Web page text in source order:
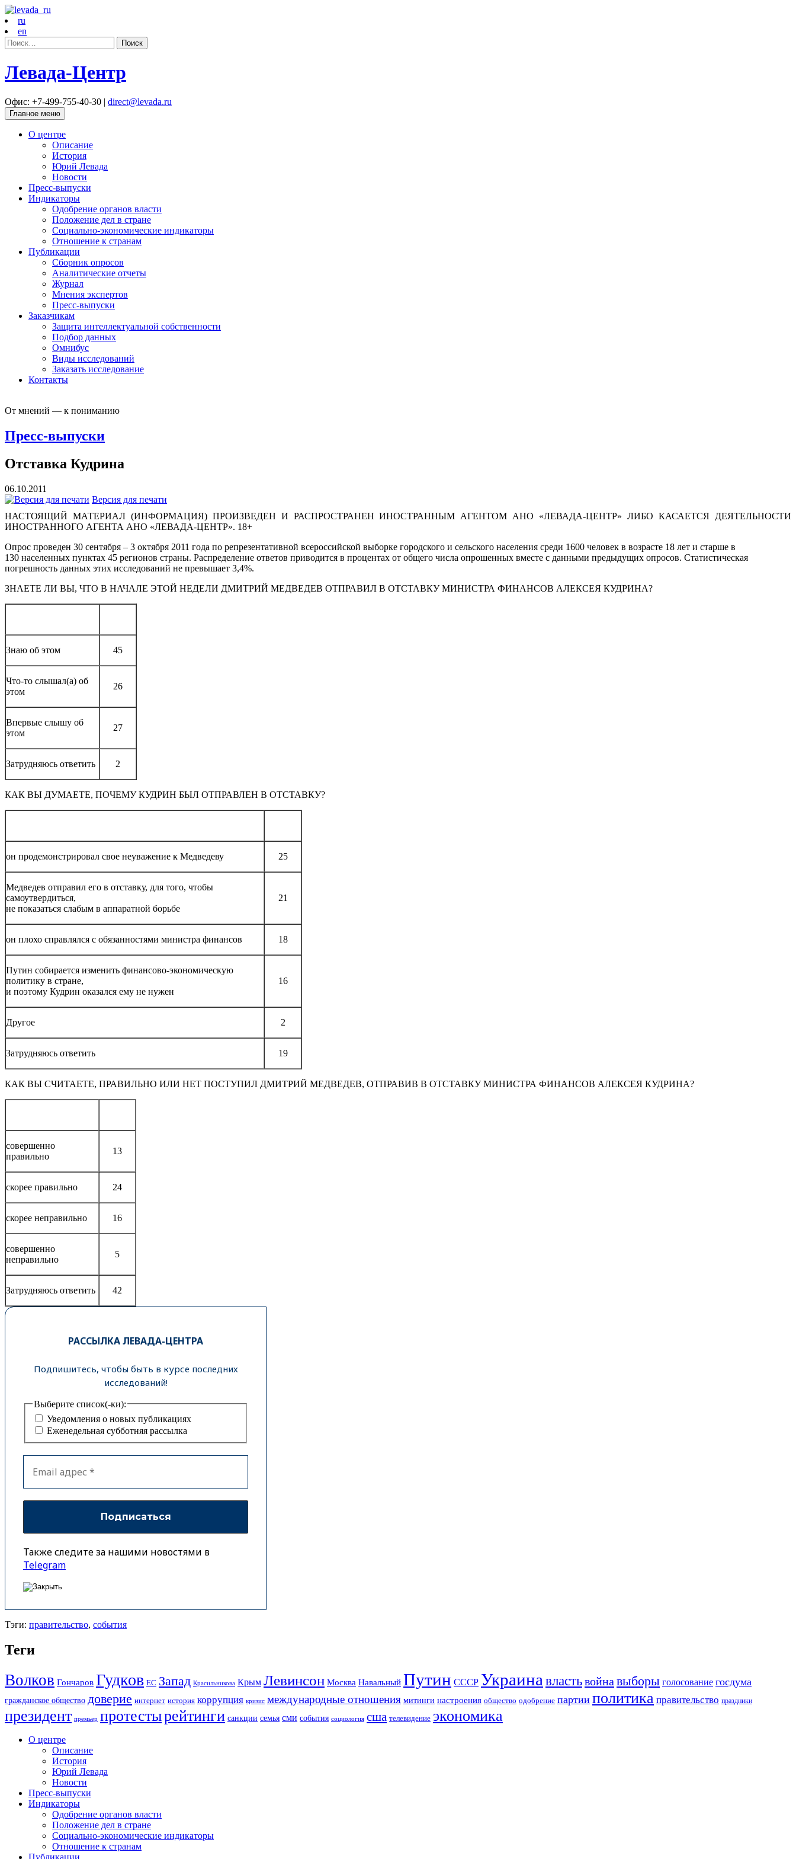
ru
en
Найти:
Левада-Центр
Офис: +7-499-755-40-30 | direct@levada.ru
Главное меню
О центре
Описание
История
Юрий Левада
Новости
Пресс-выпуски
Индикаторы
Одобрение органов власти
Положение дел в стране
Социально-экономические индикаторы
Отношение к странам
Публикации
Сборник опросов
Аналитические отчеты
Журнал
Мнения экспертов
Пресс-выпуски
Заказчикам
Защита интеллектуальной собственности
Подбор данных
Омнибус
Виды исследований
Заказать исследование
Контакты
От мнений — к пониманию
Пресс-выпуски
Отставка Кудрина
06.10.2011
Версия для печати
НАСТОЯЩИЙ МАТЕРИАЛ (ИНФОРМАЦИЯ) ПРОИЗВЕДЕН И РАСПРОСТРАНЕН ИНОСТРАННЫМ АГЕНТОМ АНО «ЛЕВАДА-ЦЕНТР» ЛИБО КАСАЕТСЯ ДЕЯТЕЛЬНОСТИ
ИНОСТРАННОГО АГЕНТА АНО «ЛЕВАДА-ЦЕНТР». 18+
Опрос проведен 30 сентября – 3 октября 2011 года по репрезентативной всероссийской выборке городского и сельского населения среди 1600 человек в возрасте 18 лет и старше в
130 населенных пунктах 45 регионов страны. Распределение ответов приводится в процентах от общего числа опрошенных вместе с данными предыдущих опросов. Статистическая
погрешность данных этих исследований не превышает 3,4%.
ЗНАЕТЕ ЛИ ВЫ, ЧТО В НАЧАЛЕ ЭТОЙ НЕДЕЛИ ДМИТРИЙ МЕДВЕДЕВ ОТПРАВИЛ В ОТСТАВКУ МИНИСТРА ФИНАНСОВ АЛЕКСЕЯ КУДРИНА?
Знаю об этом 45
Что-то слышал(а) об
этом
26
Впервые слышу об
этом
27
Затрудняюсь ответить 2
КАК ВЫ ДУМАЕТЕ, ПОЧЕМУ КУДРИН БЫЛ ОТПРАВЛЕН В ОТСТАВКУ?
он продемонстрировал свое неуважение к Медведеву 25
Медведев отправил его в отставку, для того, чтобы
самоутвердиться,
не показаться слабым в аппаратной борьбе
21
он плохо справлялся с обязанностями министра финансов 18
Путин собирается изменить финансово-экономическую
политику в стране,
и поэтому Кудрин оказался ему не нужен
16
Другое 2
Затрудняюсь ответить 19
КАК ВЫ СЧИТАЕТЕ, ПРАВИЛЬНО ИЛИ НЕТ ПОСТУПИЛ ДМИТРИЙ МЕДВЕДЕВ, ОТПРАВИВ В ОТСТАВКУ МИНИСТРА ФИНАНСОВ АЛЕКСЕЯ КУДРИНА?
совершенно
правильно
13
скорее правильно 24
скорее неправильно 16
совершенно
неправильно
5
Затрудняюсь ответить 42
РАССЫЛКА ЛЕВАДА-ЦЕНТРА
Подпишитесь, чтобы быть в курсе последних
исследований!
Выберите список(-ки):
Уведомления о новых публикациях
Еженедельная субботняя рассылка
Также следите за нашими новостями в
Telegram
Тэги: правительство, события
Теги
Волков Гончаров Гудков ЕС Запад Красильникова Крым Левинсон Москва Навальный Путин СССР Украина властьвойна выборы голосование госдума
гражданское общество доверие интернет история коррупция кризис международные отношения митинги настроения общество одобрение партии политика правительство праздники
президент премьер протестырейтинги санкции семья сми события социология сша телевидение экономика
О центре
Описание
История
Юрий Левада
Новости
Пресс-выпуски
Индикаторы
Одобрение органов власти
Положение дел в стране
Социально-экономические индикаторы
Отношение к странам
Публикации